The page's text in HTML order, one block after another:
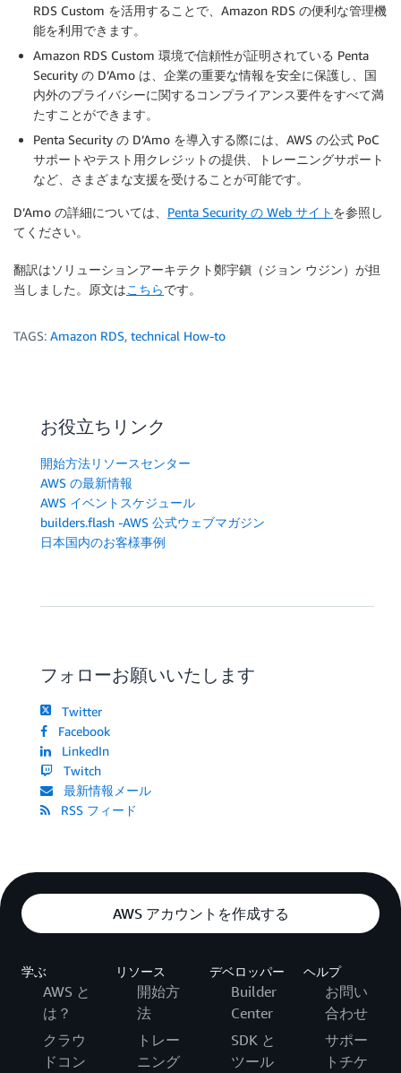
RDS Custom を活用することで、Amazon RDS の便利な管理機
能を利用できます。
Amazon RDS Custom 環境で信頼性が証明されている Penta
Security の D’Amo は、企業の重要な情報を安全に保護し、国
内外のプライバシーに関するコンプライアンス要件をすべて満
たすことができます。
Penta Security の D’Amo を導入する際には、AWS の公式 PoC
サポートやテスト用クレジットの提供、トレーニングサポート
など、さまざまな支援を受けることが可能です。
D’Amo の詳細については、 Penta Security の Web サイト を参照し
てください。
翻訳はソリューションアーキテクト鄭宇鎭（ジョン ウジン）が担
当しました。原文はこちらです。
TAGS: Amazon RDS, technical How-to
お役立ちリンク
開始方法リソースセンター
AWS の最新情報
AWS イベントスケジュール
builders.flash -AWS 公式ウェブマガジン
日本国内のお客様事例
フォローお願いいたします
Twitter
Facebook
LinkedIn
Twitch
最新情報メール
RSS フィード
AWS アカウントを作成する
学ぶ
AWS と
は？
クラウ
ドコン
リソース
開始方
法
トレー
ニング
デベロッパー
Builder
Center
SDK と
ツール
ヘルプ
お問い
合わせ
サポー
トチケ